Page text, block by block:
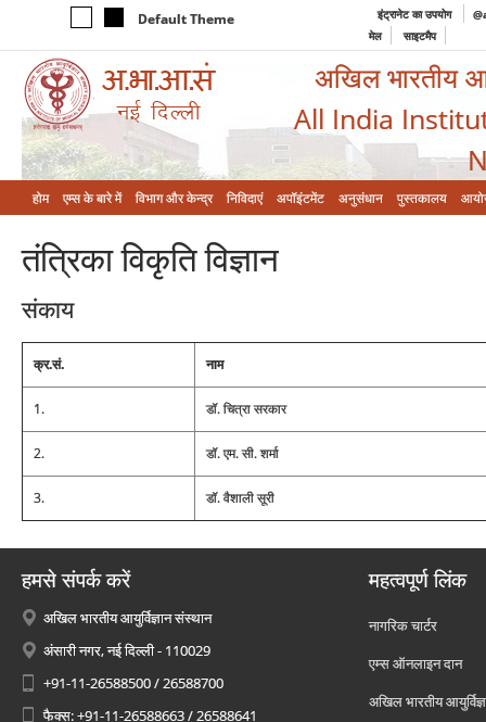
Default Theme इंट्रानेट का उपयोग
मेल
साइटमैप
अखिल भारतीय
All India
होम एम्‍स के बारे में विभाग और केन्‍द्र निविदाएं अपॉइंटमेंट अनुसंधान पुस्तकालय
तंत्रिका विकृति विज्ञान
संकाय
क्र.सं. नाम
1. डॉ. चित्रा सरकार
2. डॉ. एम. सी. शर्मा
3. डॉ. वैशाली सूरी
हमसे संपर्क करें
अखिल भारतीय आयुर्विज्ञान संस्थान
अंसारी नगर, नई दिल्ली - 110029
+91-11-26588500 / 26588700
फैक्स: +91-11-26588663 / 26588641
महत्वपूर्ण लिंक
नागरिक चार्टर
एम्स ऑनलाइन दान
अखिल भारतीय